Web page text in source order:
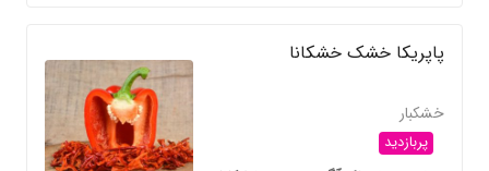
پاپریکا خشک خشکانا
خشکبار
پربازدید